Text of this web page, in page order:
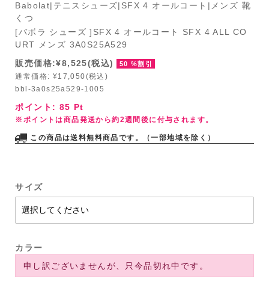
Babolat|テニスシューズ|SFX 4 オールコート|メンズ 靴
くつ
[バボラ シューズ ]SFX 4 オールコート SFX 4 ALL CO
URT メンズ 3A0S25A529
販売価格:¥8,525(税込)
50 %割引
通常価格: ¥17,050(税込)
bbl-3a0s25a529-1005
ポイント: 85 Pt
※ポイントは商品発送から約2週間後に付与されます。
この商品は送料無料商品です。（一部地域を除く）
サイズ
カラー
申し訳ございませんが、只今品切れ中です。